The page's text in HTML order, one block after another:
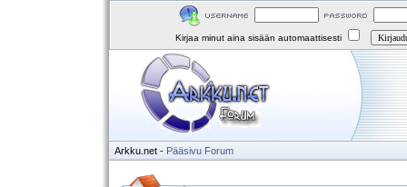
Kirjaa minut aina sisään automaattisesti
Arkku.net - Pääsivu Forum